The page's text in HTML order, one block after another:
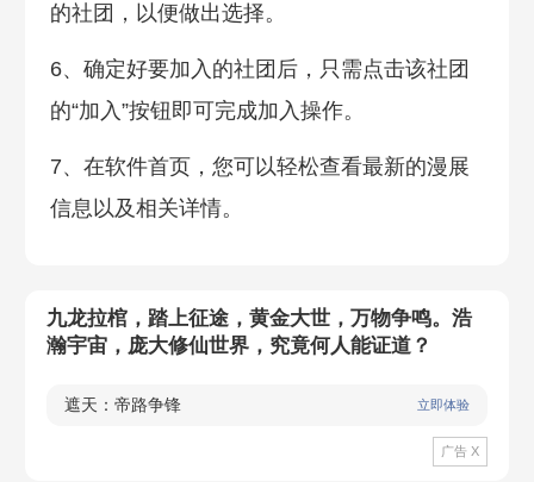
的社团，以便做出选择‌。
6、确定好要加入的社团后，只需点击该社团
的“加入”按钮即可完成加入操作‌。
7、在软件首页，您可以轻松查看最新的漫展
信息以及相关详情。
九龙拉棺，踏上征途，黄金大世，万物争鸣。浩
瀚宇宙，庞大修仙世界，究竟何人能证道？
遮天：帝路争锋 立即体验
广告 X